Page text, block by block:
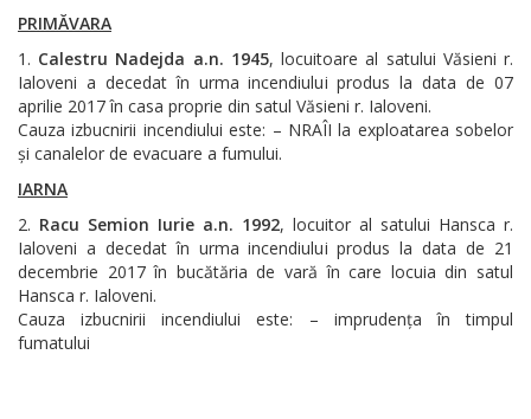
PRIMĂVARA
Calestru Nadejda a.n. 1945, locuitoare al satului Văsieni r.
Ialoveni a decedat în urma incendiului produs la data de 07
aprilie 2017 în casa proprie din satul Văsieni r. Ialoveni.
Cauza izbucnirii incendiului este: – NRAÎI la exploatarea sobelor
și canalelor de evacuare a fumului.
IARNA
Racu Semion Iurie a.n. 1992, locuitor al satului Hansca r.
Ialoveni a decedat în urma incendiului produs la data de 21
decembrie 2017 în bucătăria de vară în care locuia din satul
Hansca r. Ialoveni.
Cauza izbucnirii incendiului este: – imprudența în timpul
fumatului